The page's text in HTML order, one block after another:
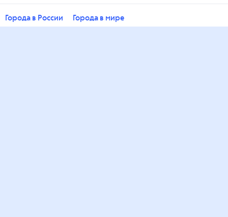
Города в России Города в мире